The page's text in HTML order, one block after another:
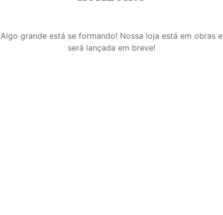
Algo grande está se formando! Nossa loja está em obras e
será lançada em breve!